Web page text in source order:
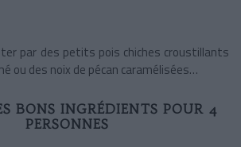
par des petits pois chiches croustillants
ou des noix de pécan caramélisées…
BONS INGRÉDIENTS POUR 4
PERSONNES